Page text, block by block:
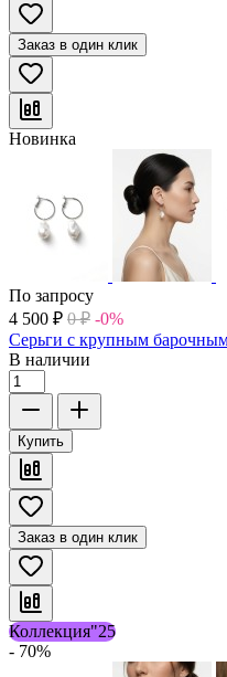
Заказ в один клик
Новинка
По запросу
4 500 ₽ 0 ₽ -0%
Серьги с крупным
В наличии
Купить
Заказ в один клик
Коллекция"25
- 70%